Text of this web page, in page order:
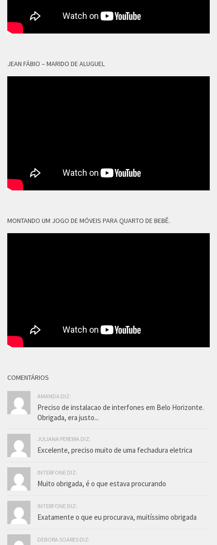
JEAN FÁBIO – MARIDO DE ALUGUEL
MONTANDO UM JOGO DE MÓVEIS PARA QUARTO DE BEBÊ.
COMENTÁRIOS
AMANDA DIZ:
Preciso de instalacao de interfones em Belo Horizonte.
Obrigada, era justo...
JULIANA PEREIRA DIZ:
Excelente, preciso muito de uma fechadura eletrica
INTERFONE DIZ:
Muito obrigada, é o que estava procurando
INTERFONE DIZ:
Exatamente o que eu procurava, muitíssimo obrigada
DEBORA SOARES DIZ: